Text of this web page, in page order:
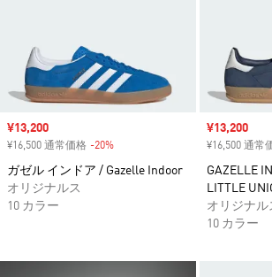
セール価格
¥13,200
¥16,500 通常価格 -20%
ガゼル インドア / Gazelle Indoor
オリジナルス
10 カラー
セール価格
¥13,200
¥16,500 通常
GAZELLE
LITTLE
オリジナル
10 カラー